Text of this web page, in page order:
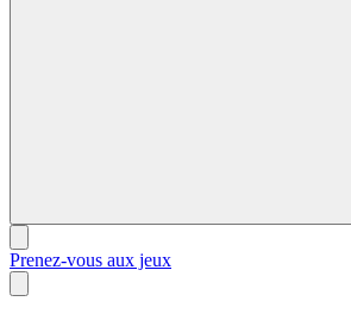
Prenez-vous aux jeux